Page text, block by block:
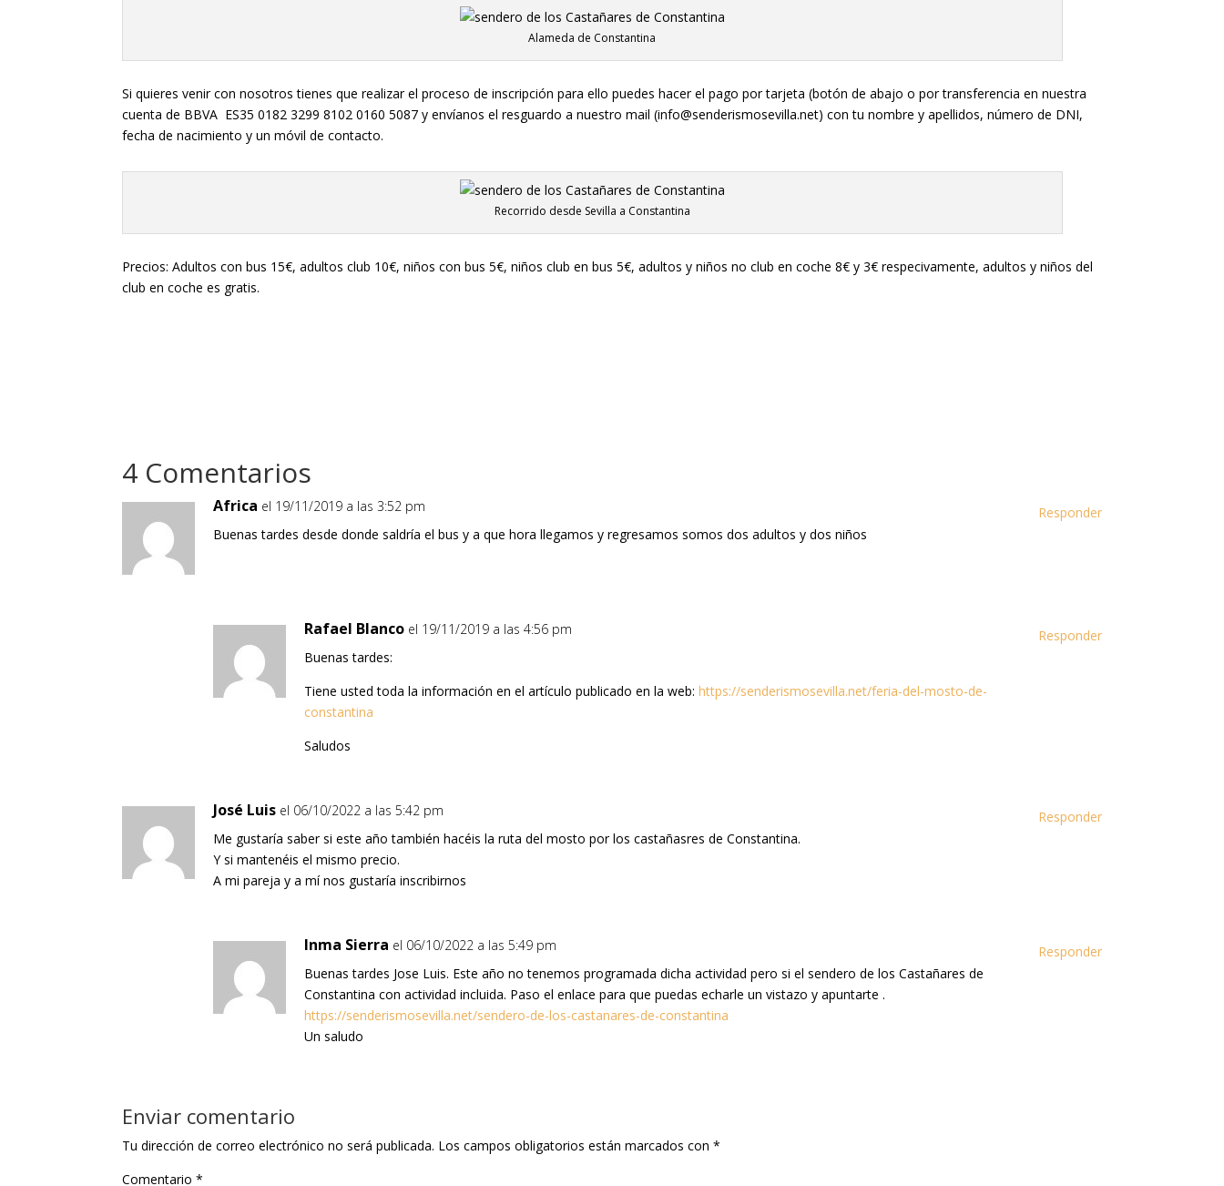
Alameda de Constantina
Si quieres venir con nosotros tienes que realizar el proceso de inscripción para ello puedes hacer el pago por tarjeta (botón de abajo o por transferencia en nuestra
cuenta de BBVA ES35 0182 3299 8102 0160 5087 y envíanos el resguardo a nuestro mail (info@senderismosevilla.net) con tu nombre y apellidos, número de DNI,
fecha de nacimiento y un móvil de contacto.
Recorrido desde Sevilla a Constantina
Precios: Adultos con bus 15€, adultos club 10€, niños con bus 5€, niños club en bus 5€, adultos y niños no club en coche 8€ y 3€ respecivamente, adultos y niños del
club en coche es gratis.
4 Comentarios
Africa el 19/11/2019 a las 3:52 pm
Buenas tardes desde donde saldría el bus y a que hora llegamos y regresamos somos dos adultos y dos niños
Responder
Rafael Blanco el 19/11/2019 a las 4:56 pm
Buenas tardes:
Tiene usted toda la información en el artículo publicado en la web:https://senderismosevilla.net/feria-del-mosto-de-
constantina
Saludos
Responder
José Luis el 06/10/2022 a las 5:42 pm
Me gustaría saber si este año también hacéis la ruta del mosto por los castañasres de Constantina.
Y si mantenéis el mismo precio.
A mi pareja y a mí nos gustaría inscribirnos
Responder
Inma Sierra el 06/10/2022 a las 5:49 pm
Buenas tardes Jose Luis. Este año no tenemos programada dicha actividad pero si el sendero de los Castañares de
Constantina con actividad incluida. Paso el enlace para que puedas echarle un vistazo y apuntarte .
https://senderismosevilla.net/sendero-de-los-castanares-de-constantina
Un saludo
Responder
Enviar comentario
Tu dirección de correo electrónico no será publicada. Los campos obligatorios están marcados con*
Comentario*